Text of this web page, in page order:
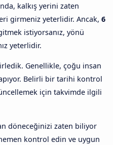
kalkış yerini zaten
girmeniz yeterlidir. Ancak, 6
istiyorsanız, yönü
yeterlidir.
Genellikle, çoğu insan
Belirli bir tarihi kontrol
için takvimde ilgili
döneceğinizi zaten biliyor
kontrol edin ve uygun